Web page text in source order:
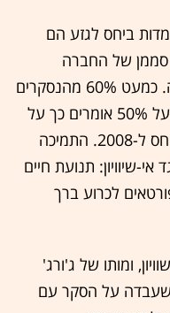
ביחס לגזע הם
סממן של החברה
האמריקאית, ותומכים במחאות נגדה. כמעט 60% מהנסקרים
אמרו ששחורים סובלים מאפליה, ומעל 50% אומרים כך על
היספנים-לטינים, בערך פי שניים ביחס ל-2008. התמיכה
שיוויון: תנועת חיים
לכרוע ברך
ומותו של ג'ורג'
שעבדה על הסקר עם